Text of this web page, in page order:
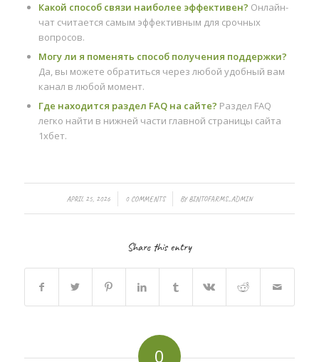
Какой способ связи наиболее эффективен? Онлайн-
чат считается самым эффективным для срочных
вопросов.
Могу ли я поменять способ получения поддержки?
Да, вы можете обратиться через любой удобный вам
канал в любой момент.
Где находится раздел FAQ на сайте? Раздел FAQ
легко найти в нижней части главной страницы сайта
1хбет.
APRIL 25, 2026
/ 0 COMMENTS
/ BYBINTOFARMS_ADMIN
Share this entry
0